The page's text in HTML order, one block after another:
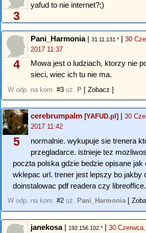
3
yafud to nie internet?;)
4
Pani_Harmonia| 31.11.131.* | 30
2017 11:37
Mowa jest o ludziach, ktorzy nie
sieci, wiec ich tu nie ma.
W odp. na kom. #3 uż. P [ Zobacz ]
5
cerebrumpalm [YAFUD.pl] | 30
2017 11:42
normalnie. wykupuje sie trenera
przegladarce. istnieje tez
poczta polska gdzie bedzie opisane jak
wklepac url. trener jest lepszy bo jakby
doinstalowac pdf readera czy libreoffice.
W odp. na kom. #2 uż. Pani_Harmonia [
janekosa| 192.156.102.* | 30